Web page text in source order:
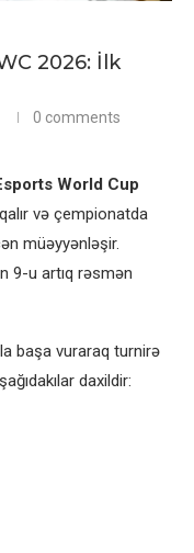
2026: İlk
0 comments
World Cup
və çempionatda
müəyyənləşir.
9-u artıq rəsmən
başa vuraraq turnirə
daxildir: